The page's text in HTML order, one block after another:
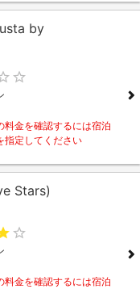
by
料金を確認するには宿泊
指定してください
Stars)
料金を確認するには宿泊